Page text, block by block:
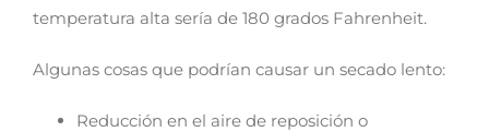
temperatura alta sería de 180 grados Fahrenheit.
Algunas cosas que podrían causar un secado lento:
Reducción en el aire de reposición o